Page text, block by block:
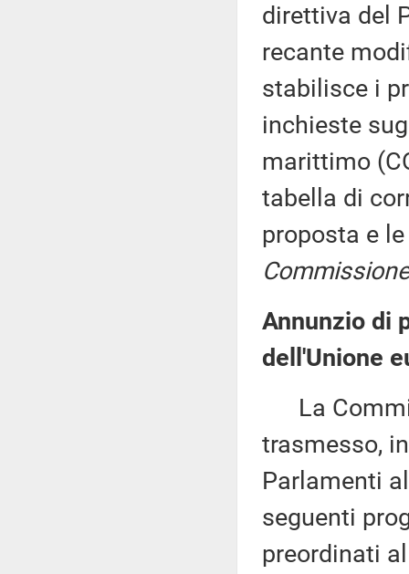
direttiva del
recante
stabilisce i
inchieste
marittimo
tabella di
proposta e
Annunzio di
dell'Unione
La
trasmesso,
Parlamenti
seguenti
preordinati